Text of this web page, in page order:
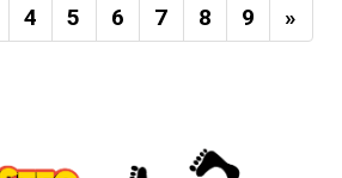
4 5 6 7 8 9 »